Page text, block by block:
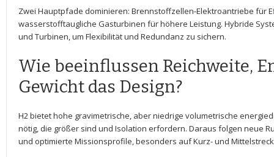
Zwei Hauptpfade dominieren: ‌Brennstoffzellen-Elektroantriebe für
wasserstofftaugliche Gasturbinen ⁤für höhere Leistung. Hybride
​und‍ Turbinen, um Flexibilität und Redundanz zu sichern.
Wie⁣ beeinflussen Reichweite,​
Gewicht das Design?
H2⁢ bietet ​hohe gravimetrische,‍ aber niedrige volumetrische
nötig, die größer sind und ⁢Isolation erfordern. Daraus folgen ‌neue
und optimierte Missionsprofile, besonders auf ‌Kurz- und